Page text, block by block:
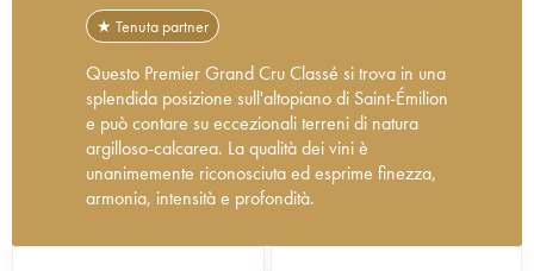
★ Tenuta partner
Questo Premier Grand Cru Classé si trova in una
splendida posizione sull'altopiano di Saint-Émilion
e può contare su eccezionali terreni di natura
argilloso-calcarea. La qualità dei vini è
unanimemente riconosciuta ed esprime finezza,
armonia, intensità e profondità.